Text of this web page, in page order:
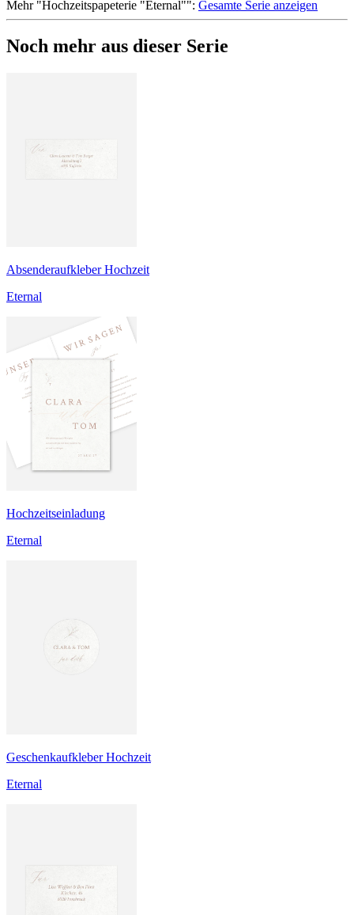
Mehr"Hochzeitspapeterie "Eternal"": Gesamte Serie anzeigen
Noch mehr aus dieser Serie
Absenderaufkleber Hochzeit
Eternal
Hochzeitseinladung
Eternal
Geschenkaufkleber Hochzeit
Eternal